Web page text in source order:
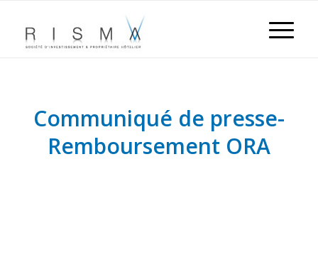
Communiqué de presse-
Remboursement ORA